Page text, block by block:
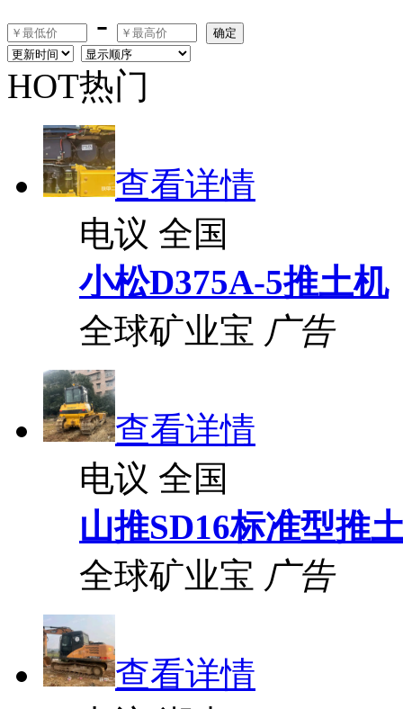
-
确定
HOT热门
查看详情
电议 全国
小松D375A-5推土机
全球矿业宝 广告
查看详情
电议 全国
山推SD16标准型推
全球矿业宝 广告
查看详情